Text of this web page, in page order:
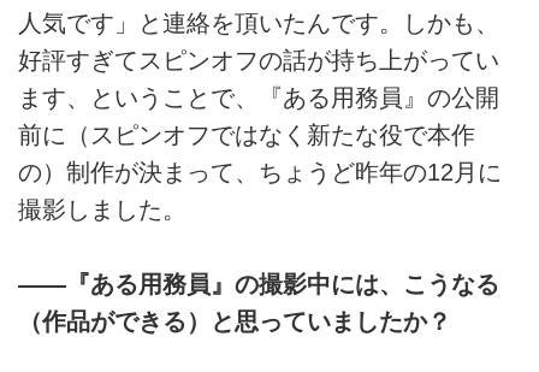
人気です」と連絡を頂いたんです。しかも、
好評すぎてスピンオフの話が持ち上がってい
ます、ということで、『ある用務員』の公開
前に（スピンオフではなく新たな役で本作
の）制作が決まって、ちょうど昨年の12月に
撮影しました。
――『ある用務員』の撮影中には、こうなる
（作品ができる）と思っていましたか？